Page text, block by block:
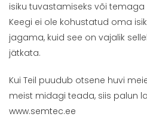
isiku tuvastamiseks või
Keegi ei ole kohustatud oma
jagama, kuid see on vajalik
jätkata.
Kui Teil puudub otsene huvi
meist midagi teada, siis palun
www.semtec.ee